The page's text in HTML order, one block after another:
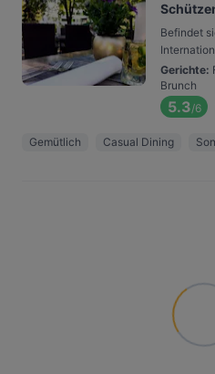
Befindet
Gerichte:
Brunch
5.3/6
Gemütlich Casual Dining